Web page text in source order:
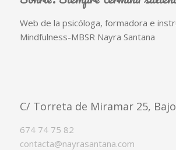
Web de la psicóloga, formadora e
Mindfulness-MBSR Nayra Santana
C/ Torreta de Miramar 25,
674 74 75 82
contacta@nayrasantana.com